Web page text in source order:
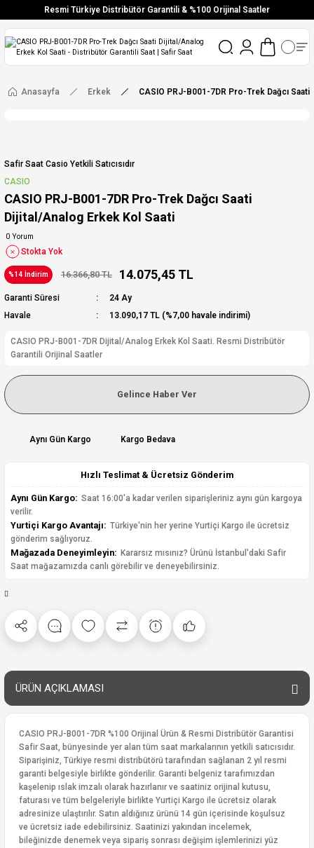
Resmi Türkiye Distribütör Garantili & %100 Orijinal Saatler
Vade Farksız 6 Taksit
Aynı Gün Stoktan Gönderim
Ücretsiz Kargo
Anasayfa Erkek CASIO PRJ-B001-7DR Pro-Trek Dağcı
Safir Saat Casio Yetkili Satıcısıdır
CASIO
CASIO PRJ-B001-7DR Pro-Trek Dağcı Saati
Dijital/Analog Erkek Kol Saati
0 Yorum
Stokta Yok
%14 İndirim 16.366,80 TL 14.075,45 TL
Garanti Süresi
24 Ay
Havale
13.090,17 TL (%7,00 havale indirimi)
CASIO PRJ-B001-7DR Dijital/Analog Erkek Kol Saati. Resmi Distribütör
Garantili Orijinal Saatler
Gelince Haber Ver
Aynı Gün Kargo Kargo Bedava
Hızlı Teslimat & Ücretsiz Gönderim
Aynı Gün Kargo: Saat 16:00'a kadar verilen siparişleriniz aynı gün kargoya
verilir.
Yurtiçi Kargo Avantajı: Türkiye'nin her yerine Yurtiçi Kargo ile ücretsiz
gönderim sağlıyoruz.
Mağazada Deneyimleyin: Kararsız mısınız? Ürünü İstanbul'daki Safir
Saat mağazamızda canlı görebilir ve deneyebilirsiniz.
ÜRÜN AÇIKLAMASI
CASIO PRJ-B001-7DR %100 Orijinal Ürün & Resmi Distribütör Garantisi
Safir Saat, bünyesinde yer alan tüm saat markalarının yetkili satıcısıdır.
Siparişiniz, Türkiye resmi distribütörü tarafından sağlanan 2 yıl resmi
garanti belgesiyle birlikte gönderilir. Garanti belgeniz tarafımızdan
kaşelenip ıslak imzalı olarak hazırlanır ve saatiniz orijinal kutusu,
faturası ve tüm belgeleriyle birlikte Yurtiçi Kargo ile ücretsiz olarak
adresinize ulaştırılır. Satın aldığınız ürünü 14 gün içerisinde koşulsuz
ve ücretsiz iade edebilirsiniz. Saatinizi yakından incelemek,
bileğinizde denemek veya sipariş sonrası değişim işlemlerinizi yüz